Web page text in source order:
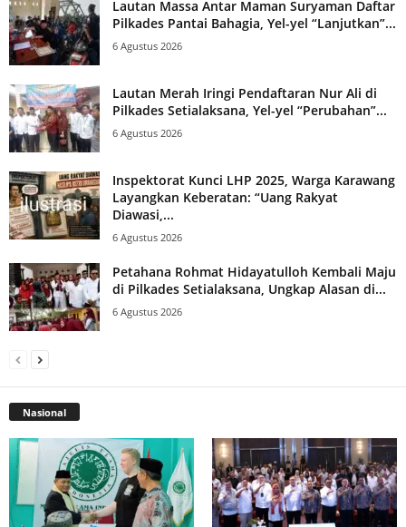
Lautan Massa Antar Maman Suryaman Daftar
Pilkades Pantai Bahagia, Yel-yel “Lanjutkan”...
6 Agustus 2026
Lautan Merah Iringi Pendaftaran Nur Ali di
Pilkades Setialaksana, Yel-yel “Perubahan”...
6 Agustus 2026
Inspektorat Kunci LHP 2025, Warga Karawang
Layangkan Keberatan: “Uang Rakyat
Diawasi,...
6 Agustus 2026
Petahana Rohmat Hidayatulloh Kembali Maju
di Pilkades Setialaksana, Ungkap Alasan di...
6 Agustus 2026
Nasional